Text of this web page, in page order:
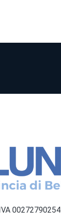
00272790254